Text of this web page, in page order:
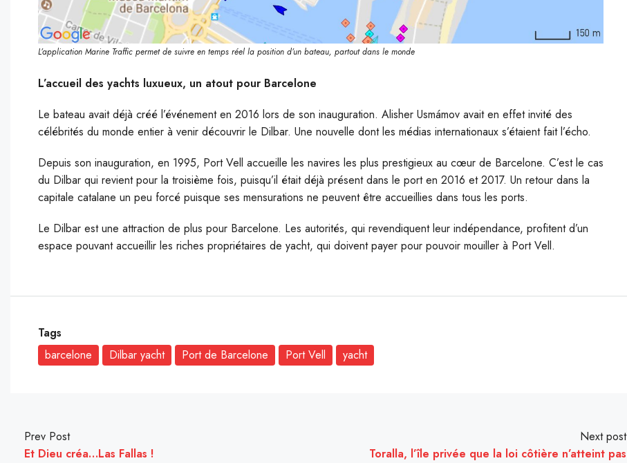
L’application Marine Traffic permet de suivre en temps réel la position d’un bateau, partout dans le monde
L’accueil des yachts luxueux, un atout pour Barcelone
Le bateau avait déjà créé l’événement en 2016 lors de son inauguration. Alisher Usmámov avait en effet invité des
célébrités du monde entier à venir découvrir le Dilbar. Une nouvelle dont les médias internationaux s’étaient fait l’écho.
Depuis son inauguration, en 1995, Port Vell accueille les navires les plus prestigieux au cœur de Barcelone. C’est le cas
du Dilbar qui revient pour la troisième fois, puisqu’il était déjà présent dans le port en 2016 et 2017. Un retour dans la
capitale catalane un peu forcé puisque ses mensurations ne peuvent être accueillies dans tous les ports.
Le Dilbar est une attraction de plus pour Barcelone. Les autorités, qui revendiquent leur indépendance, profitent d’un
espace pouvant accueillir les riches propriétaires de yacht, qui doivent payer pour pouvoir mouiller à Port Vell.
Tags
barcelone
Dilbar yacht Port de Barcelone Port Vell yacht
Prev Post
Et Dieu créa…Las Fallas !
Next post
Toralla, l’île privée que la loi côtière n’atteint pas